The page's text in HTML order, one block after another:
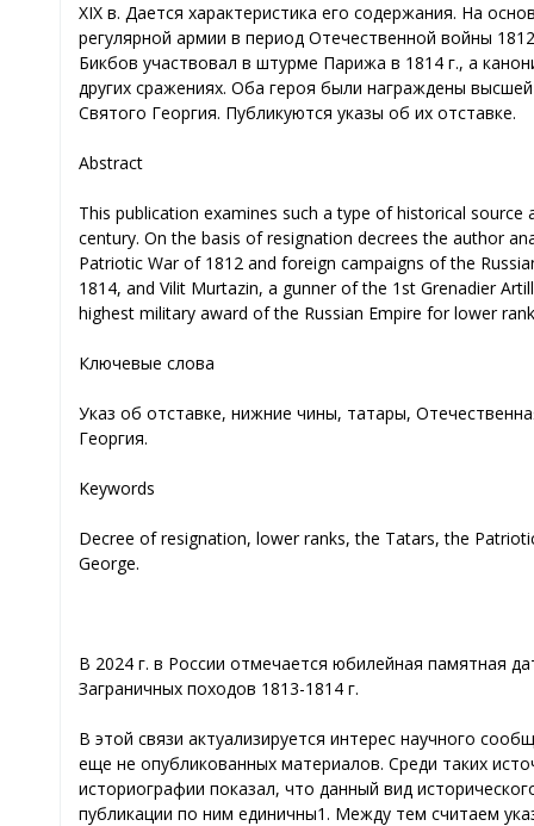
XIX в. Дается характеристика его содержания. На
регулярной армии в период Отечественной войны
Бикбов участвовал в штурме Парижа в 1814 г., а
других сражениях. Оба героя были награждены
Святого Георгия. Публикуются указы об их отставке.
Abstract
This publication examines such a type of historical
century. On the basis of resignation decrees the author
Patriotic War of 1812 and foreign campaigns of the
1814, and Vilit Murtazin, a gunner of the 1st Grenadier
highest military award of the Russian Empire for lower
Ключевые слова
Указ об отставке, нижние чины, татары,
Георгия.
Keywords
Decree of resignation, lower ranks, the Tatars, the
George.
В 2024 г. в России отмечается юбилейная памятная
Заграничных походов 1813-1814 г.
В этой связи актуализируется интерес научного
еще не опубликованных материалов. Среди таких
историографии показал, что данный вид
публикации по ним единичны1. Между тем считаем